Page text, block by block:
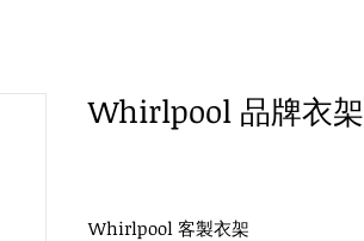
Whirlpool 品牌衣架
Whirlpool 客製衣架